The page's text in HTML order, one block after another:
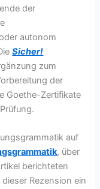
der
autonom
Sicher!
zum
der
Goethe-Zertifikate
auf
, über
berichteten
Rezension ein